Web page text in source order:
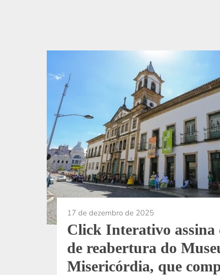
17 de dezembro de 2025
Click Interativo assina
de reabertura do
Misericórdia, que